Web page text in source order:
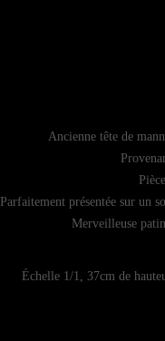
Ancienne tête de
Parfaitement présentée sur un
Merveilleuse
Échelle 1/1, 37cm de